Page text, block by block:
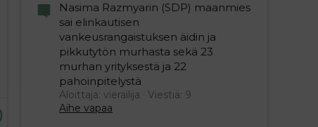
Nasima Razmyarin (SDP) maanmies
sai elinkautisen
vankeusrangaistuksen äidin ja
pikkutytön murhasta sekä 23
murhan yrityksestä ja 22
pahoinpitelystä
Aloittaja: vierailija
Viestiä: 9
Aihe vapaa